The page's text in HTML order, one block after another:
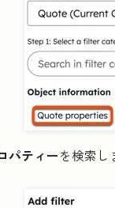
パティーを検索し